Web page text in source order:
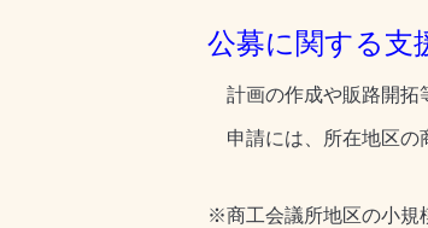
公募に関する支
計画の作成や販路開拓
申請には、所在地区の
※商工会議所地区の小規